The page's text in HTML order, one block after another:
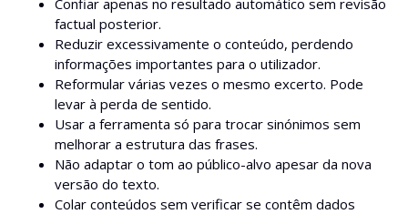
Confiar apenas no resultado automático sem revisão
factual posterior.
Reduzir excessivamente o conteúdo, perdendo
informações importantes para o utilizador.
Reformular várias vezes o mesmo excerto. Pode
levar à perda de sentido.
Usar a ferramenta só para trocar sinónimos sem
melhorar a estrutura das frases.
Não adaptar o tom ao público-alvo apesar da nova
versão do texto.
Colar conteúdos sem verificar se contêm dados